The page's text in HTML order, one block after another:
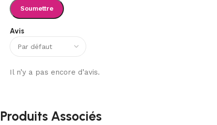
Avis
Il n’y a pas encore d’avis.
Produits Associés